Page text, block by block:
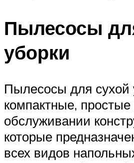
Пылесосы
уборки
Пылесосы для сухой
компактные, простые
обслуживании
которые
всех видов